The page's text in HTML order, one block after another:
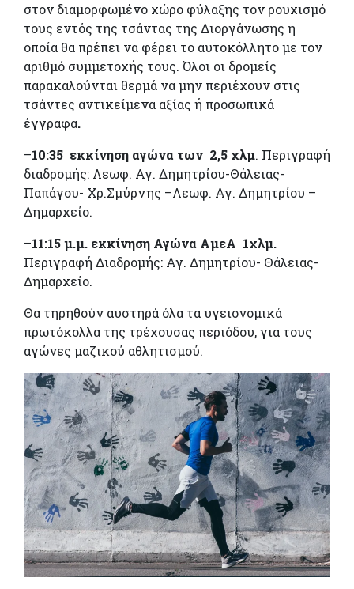
στον διαμορφωμένο χώρο φύλαξης τον ρουχισμό
τους εντός της τσάντας της Διοργάνωσης η
οποία θα πρέπει να φέρει το αυτοκόλλητο με τον
αριθμό συμμετοχής τους. Όλοι οι δρομείς
παρακαλούνται θερμά να μην περιέχουν στις
τσάντες αντικείμενα αξίας ή προσωπικά
έγγραφα.
–10:35 εκκίνηση αγώνα των 2,5 χλμ. Περιγραφή
διαδρομής: Λεωφ. Αγ. Δημητρίου-Θάλειας-
Παπάγου- Χρ.Σμύρνης –Λεωφ. Αγ. Δημητρίου –
Δημαρχείο.
–11:15 μ.μ. εκκίνηση Αγώνα ΑμεΑ 1χλμ.
Περιγραφή Διαδρομής: Αγ. Δημητρίου- Θάλειας-
Δημαρχείο.
Θα τηρηθούν αυστηρά όλα τα υγειονομικά
πρωτόκολλα της τρέχουσας περιόδου, για τους
αγώνες μαζικού αθλητισμού.